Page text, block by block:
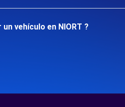
vehículo en NIORT ?